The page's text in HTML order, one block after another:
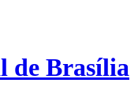
de Brasília